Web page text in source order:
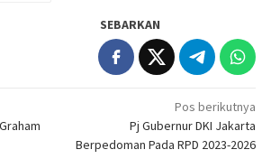
SEBARKAN
Pos berikutnya
Pj Gubernur DKI Jakarta
Berpedoman Pada RPD 2023-2026